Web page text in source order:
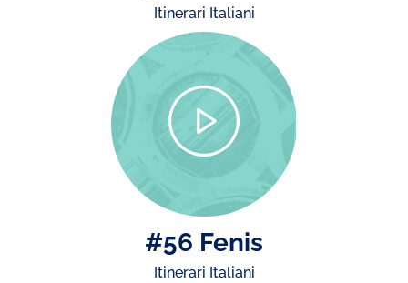
Itinerari Italiani
#56 Fenis
Itinerari Italiani